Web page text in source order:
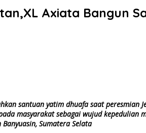
Axiata Bangun
santuan yatim dhuafa saat peresmian
masyarakat sebagai wujud
Sumatera Selata